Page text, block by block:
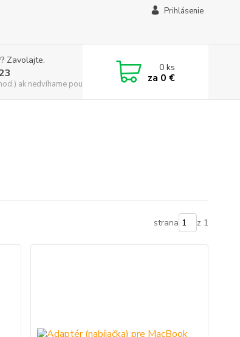
Prihlásenie
Zavolajte.
ak nedvíhame použite CHATBOX
0ks
za 0 €
strana z 1